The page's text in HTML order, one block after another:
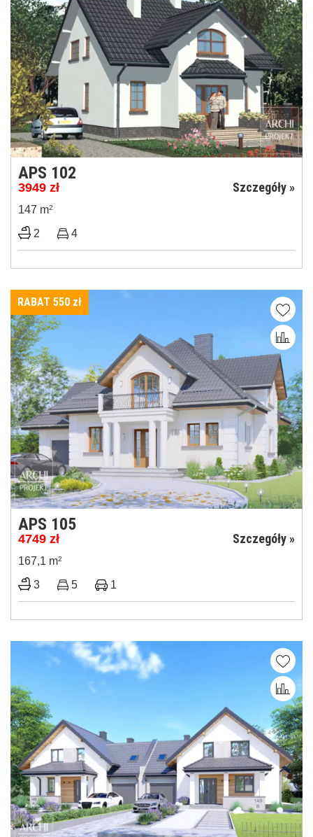
APS 102
3949 zł Szczegóły »
147 m2
2 4
RABAT 550 zł
APS 105
4749 zł Szczegóły »
167,1 m2
3 5 1